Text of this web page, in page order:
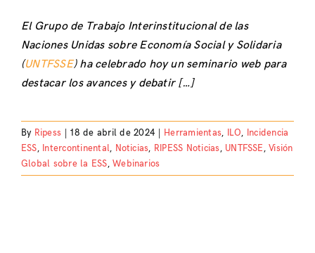
El Grupo de Trabajo Interinstitucional de las
Naciones Unidas sobre Economía Social y Solidaria
(UNTFSSE) ha celebrado hoy un seminario web para
destacar los avances y debatir […]
By Ripess 18 de abril de 2024 Herramientas, ILO, Incidencia
ESS, Intercontinental, Noticias, RIPESS Noticias, UNTFSSE,Visión
Global sobre la ESS,Webinarios